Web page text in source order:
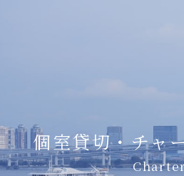
Plan
個室貸切・チ
個室貸切・チャ